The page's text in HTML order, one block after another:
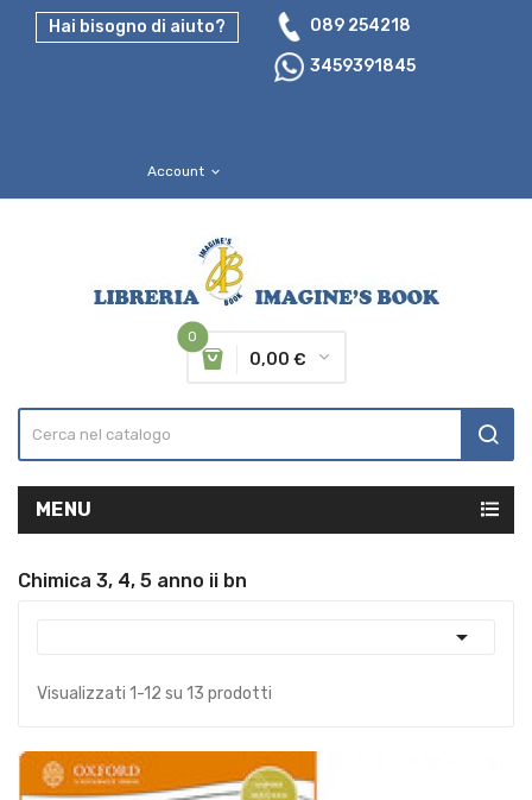
Hai bisogno di aiuto?
089 254218
3459391845
Account expand_more
0
0,00 €
MENU
Chimica 3, 4, 5 anno ii bn

Visualizzati 1-12 su 13 prodotti